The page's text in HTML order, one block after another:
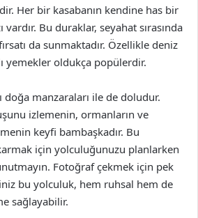
Her bir kasabanın kendine has bir
Bu duraklar, seyahat sırasında
da sunmaktadır. Özellikle deniz
yemekler oldukça popülerdir.
doğa manzaraları ile de doludur.
izlemenin, ormanların ve
keyfi bambaşkadır. Bu
için yolculuğunuzu planlarken
Fotoğraf çekmek için pek
bu yolculuk, hem ruhsal hem de
sağlayabilir.